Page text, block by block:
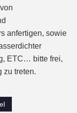
anfertigen, sowie
ETC… bitte frei,
zu treten.